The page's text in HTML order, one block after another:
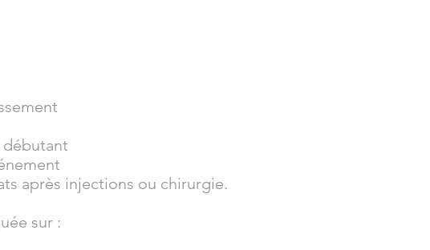
débutant
après injections ou chirurgie.
sur :